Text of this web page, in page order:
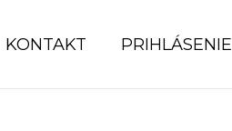
KONTAKT PRIHLÁSENIE